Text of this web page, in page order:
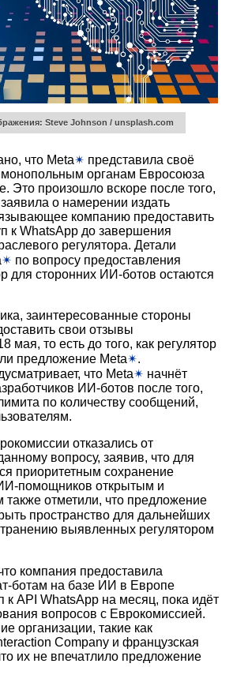
Steve Johnson / unsplash.com
что Meta✴ представила своё
органам Евросоюза
Это произошло вскоре после того,
о намерении издать
компанию предоставить
к WhatsApp до завершения
регулятора. Детали
✴ по вопросу предоставления
для сторонних ИИ-ботов остаются
заинтересованные стороны
свои отзывы
мая, то есть до того, как регулятор
предложение Meta✴.
что Meta✴ начнёт
ИИ-ботов после того,
по количеству сообщений,
отказались от
вопросу, заявив, что для
приоритетным сохранение
помощников открытым и
также отметили, что предложение
пространство для дальнейших
выявленных регулятором
компания предоставила
ботам на базе ИИ в Европе
к API WhatsApp на месяц, пока идёт
вопросов с Еврокомиссией.
организации, такие как
Company и французская
их не впечатлило предложение